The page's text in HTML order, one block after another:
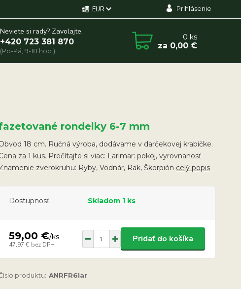
EUR Prihlásenie
Neviete si rady? Zavolajte.
+420 723 381 870
(Po-Pá, 9-18 hod.)
0 ks
za 0,00 €
rondelky 6-7 mm
18 cm. Ručná výroba, dodávame v darčekovej krabičke.
za 1 kus. Prečítajte si viac: Larimar: pokoj, vyrovnanosť
zverokruhu: Ryby, Vodnár, Rak, Škorpión celý popis
Dostupnosť Skladom 1 ks
59,00 €/ks
47,97 € bez DPH
Pridať do košíka
produktu: ANRFR6lar